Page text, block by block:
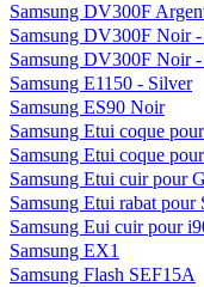
Samsung DV300F
Samsung DV300F Noir
Samsung DV300F Noir
Samsung E1150 - Silver
Samsung ES90 Noir
Samsung Etui coque
Samsung Etui coque
Samsung Etui cuir pour
Samsung Etui rabat
Samsung Eui cuir pour
Samsung EX1
Samsung Flash SEF15A